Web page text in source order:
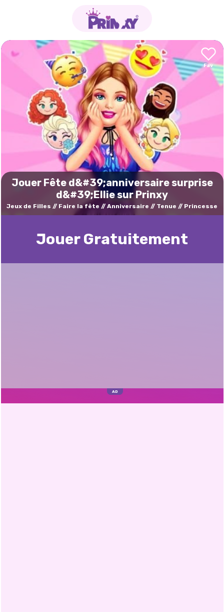
Jouer Fête d&#39;anniversaire surprise
d&#39;Ellie sur Prinxy
Jeux de Filles Faire la fête Anniversaire Tenue Princesse
Jouer Gratuitement